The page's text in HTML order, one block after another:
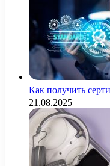
Как получить
21.08.2025